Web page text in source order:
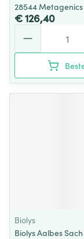
28544 Metagenics
€ 126,40
Biolys
Biolys Aalbes